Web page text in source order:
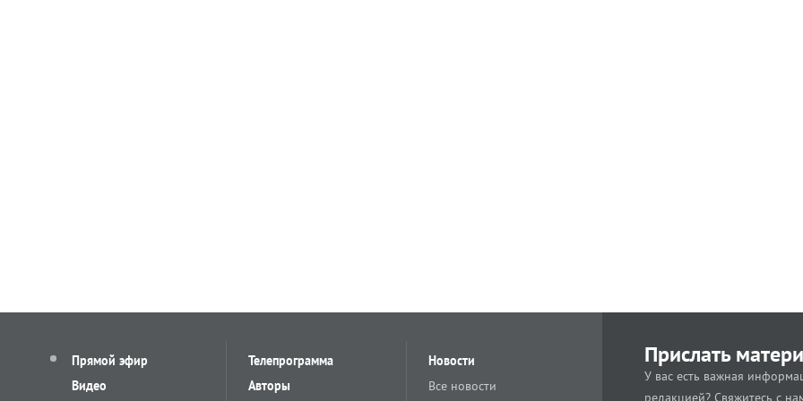
Прямой эфир
Видео
Телепрограмма
Авторы
Новости
Все новости
Прислать
У вас есть важная
редакцией? Свяжитесь с